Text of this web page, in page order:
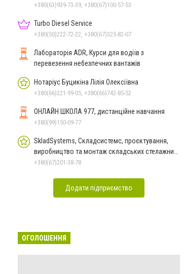
+380(63)939-73-39, +380(67)100-57-53
Turbo Diesel Service
+380(50)222-72-22, +380(67)325-82-07
Лабораторія ADR, Курси для водіїв з
перевезення небезпечних вантажів
Нотаріус Буцикіна Лілія Олексіївна
+380(66)221-99-05, +380(66)742-85-52
ОНЛАЙН ШКОЛА 977, дистанційне навчання
+380(99)150-09-77
SkladSystems, Складсистемс, проєктування,
виробництво та монтаж складських стелажних
систем
+380(67)201-38-78
Додати підприємство
ОГОЛОШЕННЯ